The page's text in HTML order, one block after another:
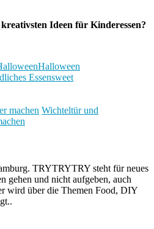
Ideen für Kinderessen?
Halloween
Essensweet
machen Wichteltür und
TRYTRYTRY steht für neues
gehen und nicht aufgeben, auch
wird über die Themen Food, DIY